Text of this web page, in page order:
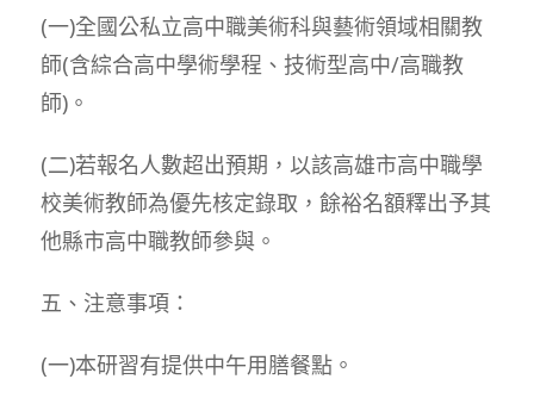
(一)全國公私立高中職美術科與藝術領域相關教
師(含綜合高中學術學程、技術型高中/高職教
師)。
(二)若報名人數超出預期，以該高雄市高中職學
校美術教師為優先核定錄取，餘裕名額釋出予其
他縣市高中職教師參與。
五、注意事項：
(一)本研習有提供中午用膳餐點。